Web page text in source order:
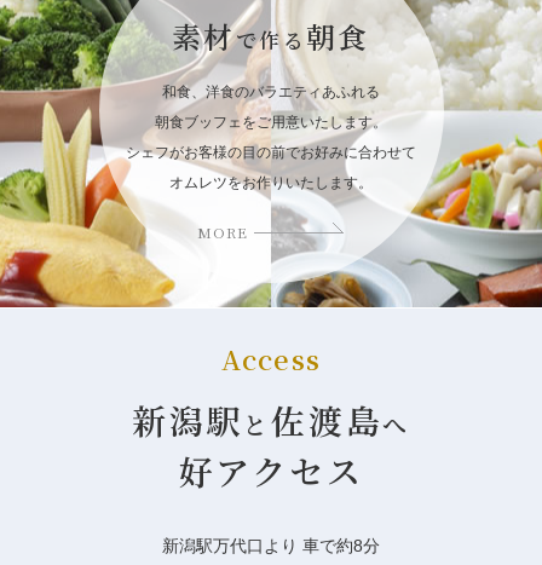
素材で作る 朝食
和食、洋食のバラエティあふれる
朝食ブッフェをご用意いたします。
シェフがお客様の目の前でお好みに合わせて
オムレツをお作りいたします。
MORE
Access
新潟駅 と 佐渡島へ
好アクセス
新潟駅万代口より 車で約8分